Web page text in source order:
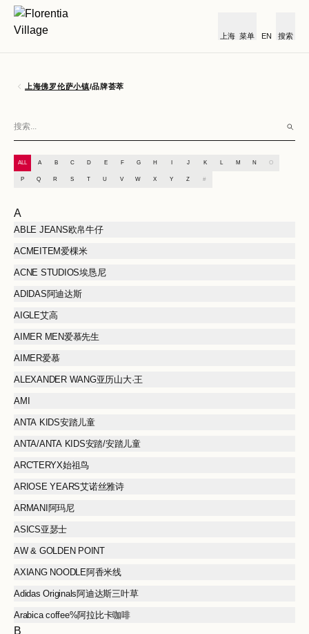
上海 菜单 EN 搜索
上海佛罗伦萨小镇/品牌荟萃
ALL A B C D E F G H J K L M N O
P Q R S T U V W X Y Z #
A
ABLE JEANS欧帛牛仔
ACMEITEM爱棵米
ACNE STUDIOS埃恳尼
ADIDAS阿迪达斯
AIGLE艾高
AIMER MEN爱慕先生
AIMER爱慕
ALEXANDER WANG亚历山大·王
AMI
ANTA KIDS安踏儿童
ANTA/ANTA KIDS安踏/安踏儿童
ARC'TERYX始祖鸟
ARIOSE YEARS艾诺丝雅诗
ARMANI阿玛尼
ASICS亚瑟士
AW & GOLDEN POINT
AXIANG NOODLE阿香米线
Adidas Originals阿迪达斯三叶草
Arabica coffee%阿拉比卡咖啡
B